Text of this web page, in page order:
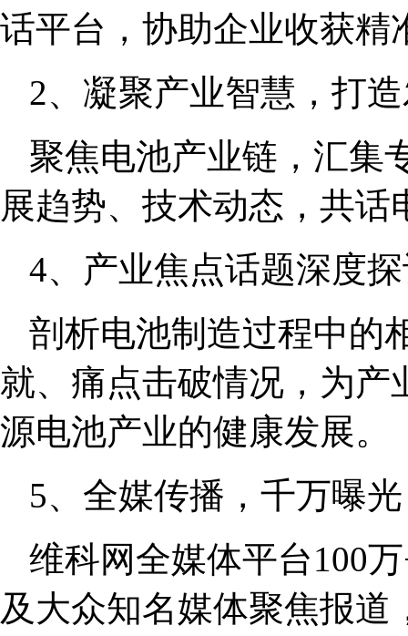
话平台，协助企业收获精
2、凝聚产业智慧，打
聚焦电池产业链，汇集
展趋势、技术动态，共
4、产业焦点话题深度
剖析电池制造过程中的
就、痛点击破情况，为产
源电池产业的健康发展。
5、全媒传播，千万曝光
维科网全媒体平台100
及大众知名媒体聚焦报